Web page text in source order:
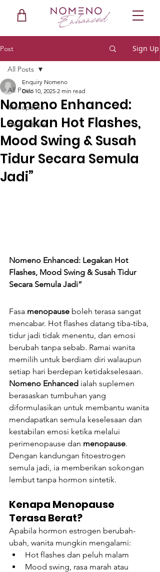
Post Sign Up
All Posts
Menopause
Men Reborn
All Posts
Nomeno Enhanced:
Legakan Hot Flashes,
Mood Swing & Susah
Tidur Secara Semula
Jadi”
Enquiry Nomeno
Dec 10, 2025 2 min read
Nomeno Enhanced: Legakan Hot
Flashes, Mood Swing & Susah Tidur
Secara Semula Jadi”
Fasa menopause boleh terasa sangat
mencabar. Hot flashes datang tiba-tiba,
tidur jadi tidak menentu, dan emosi
berubah tanpa sebab. Ramai wanita
memilih untuk berdiam diri walaupun
setiap hari berdepan ketidakselesaan.
Nomeno Enhanced ialah suplemen
berasaskan tumbuhan yang
diformulasikan untuk membantu wanita
mendapatkan semula keselesaan dan
kestabilan emosi ketika melalui
perimenopause dan menopause.
Dengan kandungan fitoestrogen
semula jadi, ia memberikan sokongan
lembut tanpa hormon sintetik.
Kenapa Menopause
Terasa Berat?
Apabila hormon estrogen berubah-
ubah, wanita mungkin mengalami:
Hot flashes dan peluh malam
Mood swing, rasa marah atau